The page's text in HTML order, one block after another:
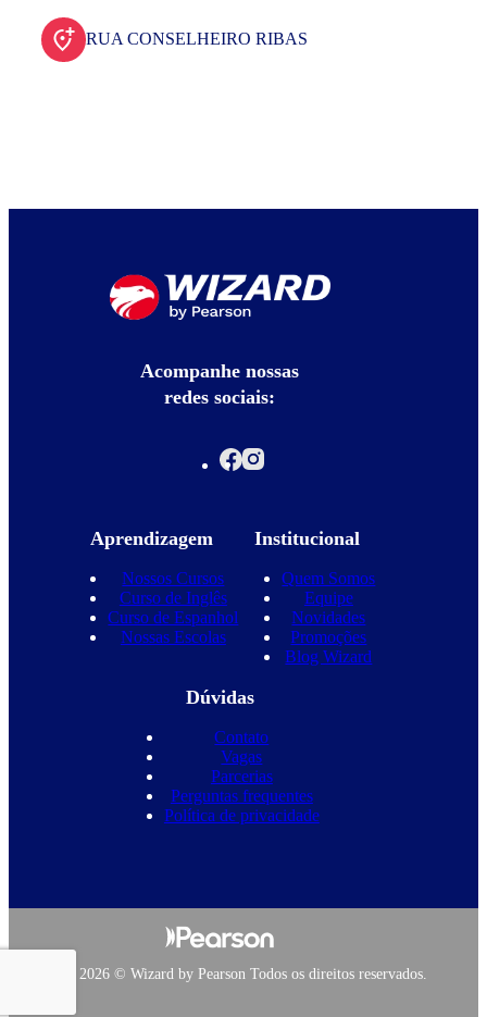
RUA CONSELHEIRO RIBAS
Acompanhe nossas
redes sociais:
Aprendizagem
Nossos Cursos
Curso de Inglês
Curso de Espanhol
Nossas Escolas
Institucional
Quem Somos
Equipe
Novidades
Promoções
Blog Wizard
Dúvidas
Contato
Vagas
Parcerias
Perguntas frequentes
Política de privacidade
Copyright 2026 © Wizard by Pearson Todos os direitos reservados.